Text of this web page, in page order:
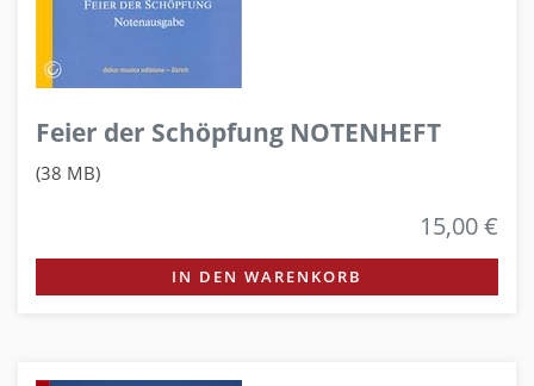
Feier der Schöpfung NOTENHEFT
(38 MB)
15,00 €
IN DEN WARENKORB